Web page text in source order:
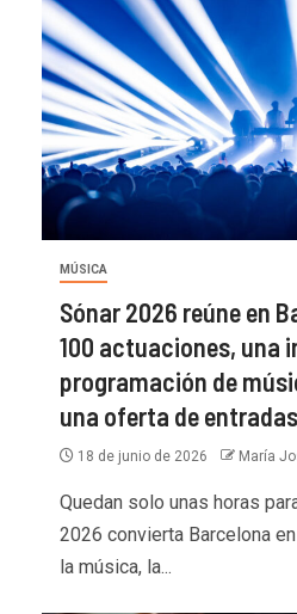
MÚSICA
Sónar 2026 reúne en
100 actuaciones, una
programación de
una oferta de
18 de junio de 2026 María
Quedan solo unas horas
2026 convierta Barcelona
la música, la...